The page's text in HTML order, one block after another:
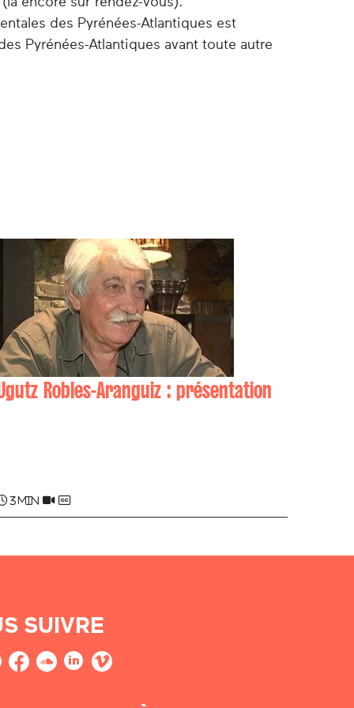
des Pyrénées-Atlantiques est
Pyrénées-Atlantiques avant toute autre
Robles-Aranguiz : présentation
3 min
SUIVRE